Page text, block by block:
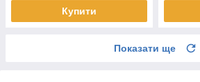
Купити
Показати ще